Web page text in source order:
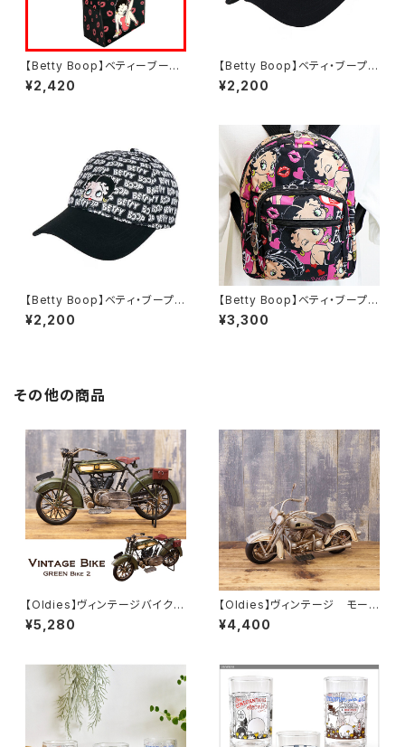
【Betty Boop】ベティーブー
プ ショッピングトートバッグ（KI
SSBLACK/kissbk1）
¥2,420
【Betty Boop】ベティ・ブープ
ベースボールキャップ（レッドハ
ート/CP-HZ453-RD）
¥2,200
【Betty Boop】ベティ・ブープ
ベースボールキャップ（ブラック
ロゴ/CP-HZ450-BK）
¥2,200
【Betty Boop】ベティ・ブープ
ミニリュック（ブラックピンク/BN
91516C-CT1）
¥3,300
その他の商品
【Oldies】ヴィンテージバイク
（GREEN2/1204E-2971）
¥5,280
【Oldies】ヴィンテージ モータ
ーサイクル（SILVER FOX/201
0D-2734）
¥4,400